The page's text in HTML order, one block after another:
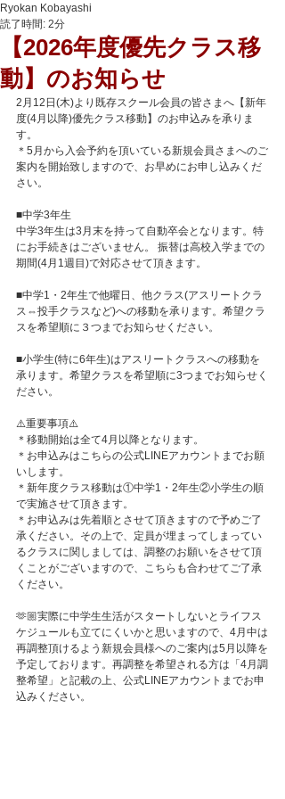
【2026年度優先クラス移
動】のお知らせ
Ryokan Kobayashi
読了時間: 2分
2月12日(木)より既存スクール会員の皆さまへ【新年
度(4月以降)優先クラス移動】のお申込みを承りま
す。
＊5月から入会予約を頂いている新規会員さまへのご
案内を開始致しますので、お早めにお申し込みくだ
さい。
■中学3年生
中学3年生は3月末を持って自動卒会となります。特
にお手続きはございません。 振替は高校入学までの
期間(4月1週目)で対応させて頂きます。
■中学1・2年生で他曜日、他クラス(アスリートクラ
ス⇔投手クラスなど)への移動を承ります。希望クラ
スを希望順に３つまでお知らせください。
■小学生(特に6年生)はアスリートクラスへの移動を
承ります。希望クラスを希望順に3つまでお知らせく
ださい。
⚠️重要事項⚠️
＊移動開始は全て4月以降となります。
＊お申込みはこちらの公式LINEアカウントまでお願
いします。
＊新年度クラス移動は①中学1・2年生②小学生の順
で実施させて頂きます。
＊お申込みは先着順とさせて頂きますので予めご了
承ください。その上で、定員が埋まってしまってい
るクラスに関しましては、調整のお願いをさせて頂
くことがございますので、こちらも合わせてご了承
ください。
🫶🏼実際に中学生生活がスタートしないとライフス
ケジュールも立てにくいかと思いますので、4月中は
再調整頂けるよう新規会員様へのご案内は5月以降を
予定しております。再調整を希望される方は「4月調
整希望」と記載の上、公式LINEアカウントまでお申
込みください。